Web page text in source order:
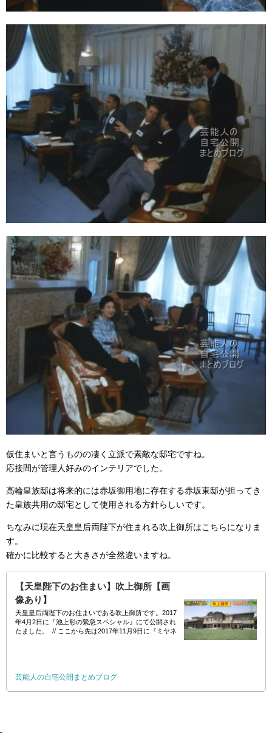
仮住まいと言うものの凄く立派で素敵な邸宅ですね。
応接間が管理人好みのインテリアでした。
高輪皇族邸は将来的には赤坂御用地に存在する赤坂東邸が担ってき
た皇族共用の邸宅として使用される方針らしいです。
ちなみに現在天皇皇后両陛下が住まれる吹上御所はこちらになりま
す。
確かに比較すると大きさが全然違いますね。
【天皇陛下のお住まい】吹上御所【画
像あり】
天皇皇后両陛下のお住まいである吹上御所です。2017
年4月2日に『池上彰の緊急スペシャル』にて公開され
たました。 // ここから先は2017年11月9日に『ミヤネ
芸能人の自宅公開まとめブログ